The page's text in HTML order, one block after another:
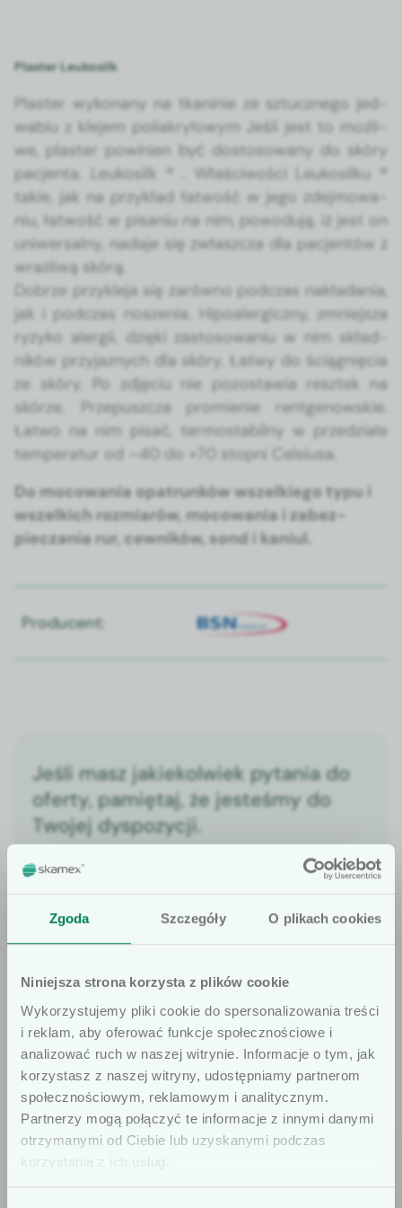
Zgoda Szczegóły O plikach cookies
Niniejsza strona korzysta z plików cookie
Wykorzystujemy pliki cookie do spersonalizowania treści
i reklam, aby oferować funkcje społecznościowe i
analizować ruch w naszej witrynie. Informacje o tym, jak
korzystasz z naszej witryny, udostępniamy partnerom
społecznościowym, reklamowym i analitycznym.
Partnerzy mogą połączyć te informacje z innymi danymi
otrzymanymi od Ciebie lub uzyskanymi podczas
korzystania z ich usług.
Plaster Leukosilk
Plas­ter wyko­nany na tkaninie ze sztucznego jed­
wabiu z kle­jem poli­akry­lowym Jeśli jest to możli­
we, plas­ter powinien być dos­tosowany do skóry
pac­jen­ta. Leukosilk ® . Właś­ci­woś­ci Leukosilku ®
takie, jak na przykład łat­wość w jego zde­j­mowa­
niu, łat­wość w pisa­niu na nim, powodu­ją, iż jest on
uni­w­er­sal­ny, nada­je się zwłaszcza dla pac­jen­tów z
wrażli­wą skórą.
Dobrze przyk­le­ja się zarówno pod­czas nakłada­nia,
jak i pod­czas noszenia. Hipoa­ler­giczny, zmniejsza
ryzyko alergii, dzię­ki zas­tosowa­niu w nim skład­
ników przy­jaznych dla skóry. Łatwy do ściąg­nię­cia
ze skóry. Po zdję­ciu nie pozostaw­ia resztek na
skórze. Prze­puszcza promie­nie rentgenowskie.
Łat­wo na nim pisać, ter­mosta­bil­ny w przedziale
tem­per­atur od –40 do +70 stop­ni Cel­siusa.
Do mocow­a­nia opa­trunk­ów wszelkiego typu i
wszel­kich rozmi­arów, mocow­a­nia i zabez­
piecza­nia rur, cewników, sond i kani­ul.
Producent:
Jeśli masz jakiekolwiek pytania do
oferty, pamiętaj, że jesteśmy do
Twojej dyspozycji.
OFERTA
Sprawdź także
Szanowni użytkownicy
Informujemy, że prezentowane artykuły